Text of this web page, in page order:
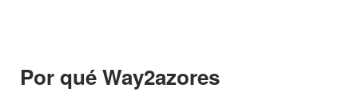
Por qué Way2azores